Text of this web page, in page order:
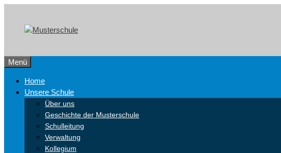
springen
content
Menü
Home
Unsere Schule
Über uns
Geschichte der Musterschule
Schulleitung
Verwaltung
Kollegium